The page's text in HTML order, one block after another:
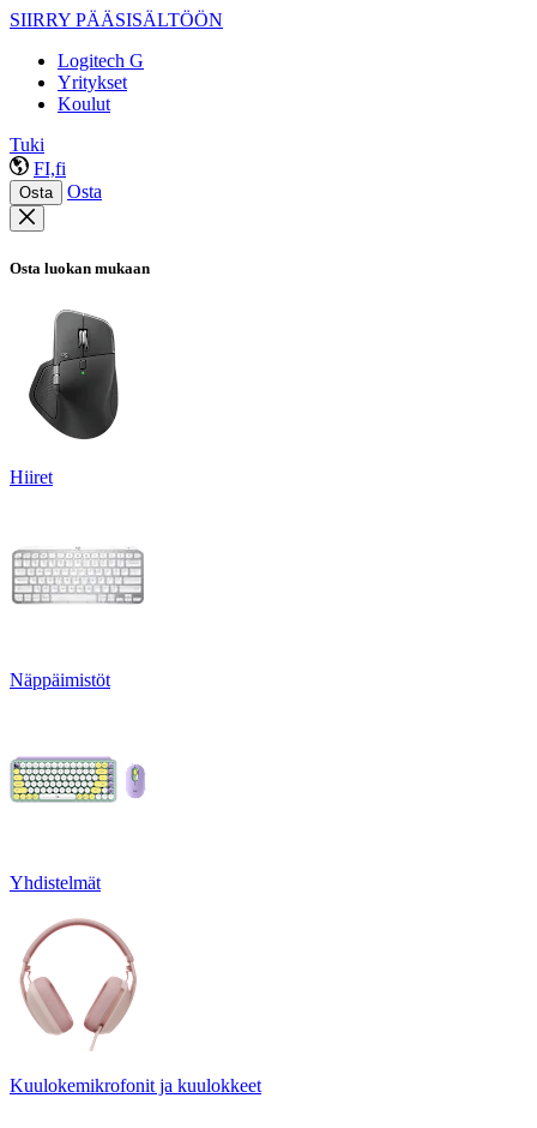
SIIRRY PÄÄSISÄLTÖÖN
Logitech G
Yritykset
Koulut
Tuki
FI,fi
Osta Osta
Osta luokan mukaan
Hiiret
Näppäimistöt
Yhdistelmät
Kuulokemikrofonit ja kuulokkeet